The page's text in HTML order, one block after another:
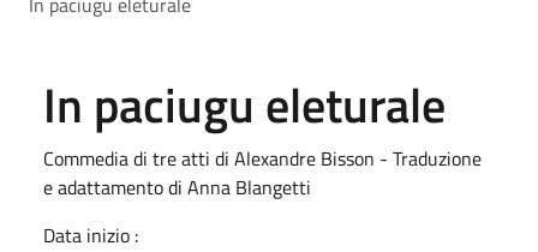
In paciugu eleturale
Commedia di tre atti di Alexandre Bisson - Traduzione
e adattamento di Anna Blangetti
Data inizio :